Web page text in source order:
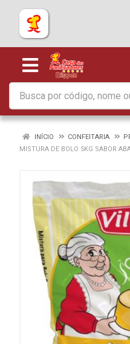
INÍCIO CONFEITARIA
MISTURA DE BOLO 5KG SABOR